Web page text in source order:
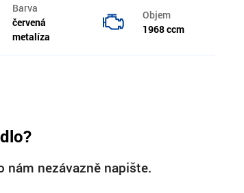
Barva
červená
metalíza
Objem
1968 ccm
nám nezávazně napište.